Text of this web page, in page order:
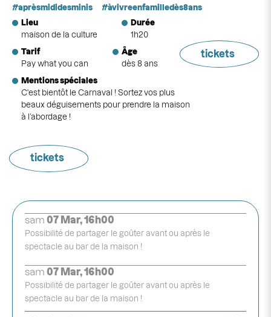
tickets
aprèsmididesminis
àvivreenfamilledès8ans
Lieu
maison de la culture
Durée
1h20
Tarif
Pay what you can
Âge
dès 8 ans
Mentions spéciales
C'est bientôt le Carnaval ! Sortez vos plus
beaux déguisements pour prendre la maison
à l’abordage !
tickets
sam 07 Mar, 16h00
Possibilité de partager le goûter avant ou après le
spectacle au bar de la maison !
sam 07 Mar, 16h00
Possibilité de partager le goûter avant ou après le
spectacle au bar de la maison !